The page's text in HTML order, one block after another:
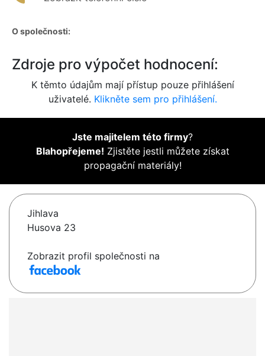
O společnosti:
Zdroje pro výpočet hodnocení:
K těmto údajům mají přístup pouze přihlášení
uživatelé. Klikněte sem pro přihlášení.
Jste majitelem této firmy?
Blahopřejeme! Zjistěte jestli můžete získat
propagační materiály!
Jihlava
Husova 23
Zobrazit profil společnosti na